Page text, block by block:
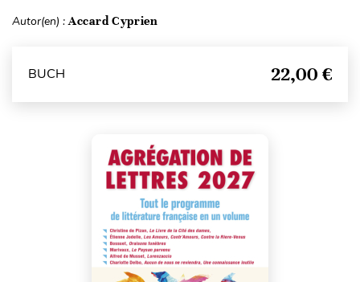
Autor(en) :Accard Cyprien
BUCH 22,00 €